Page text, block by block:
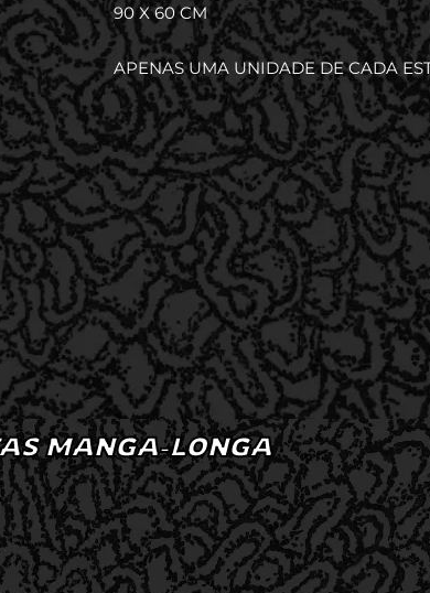
90 X 60 CM
APENAS UMA UNIDADE DE CADA
MANGA-LONGA